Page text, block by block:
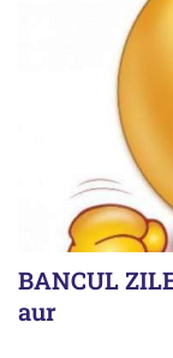
BANCUL
aur